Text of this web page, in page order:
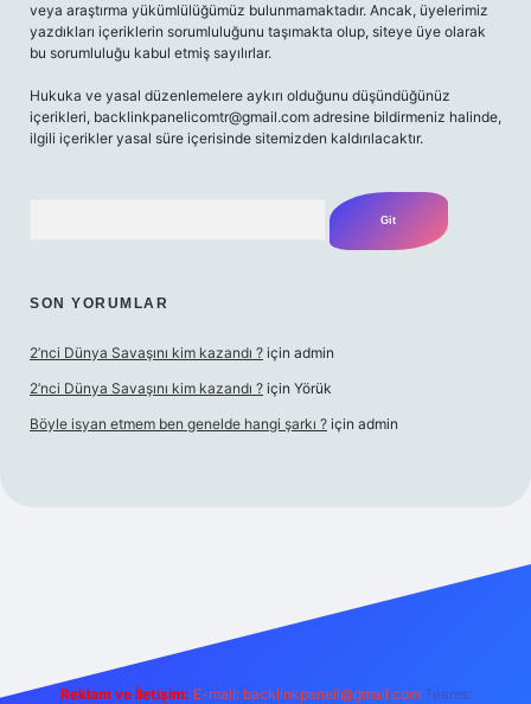
veya araştırma yükümlülüğümüz bulunmamaktadır. Ancak, üyelerimiz
yazdıkları içeriklerin sorumluluğunu taşımakta olup, siteye üye olarak
bu sorumluluğu kabul etmiş sayılırlar.
Hukuka ve yasal düzenlemelere aykırı olduğunu düşündüğünüz
içerikleri, backlinkpanelicomtr@gmail.com adresine bildirmeniz halinde,
ilgili içerikler yasal süre içerisinde sitemizden kaldırılacaktır.
SON YORUMLAR
2’nci Dünya Savaşını kim kazandı ? için admin
2’nci Dünya Savaşını kim kazandı ? için Yörük
Böyle isyan etmem ben genelde hangi şarkı ? için admin
m elexbet
Reklam ve İletişim: E-mail: backlinkpaneli@gmail.com Teams: